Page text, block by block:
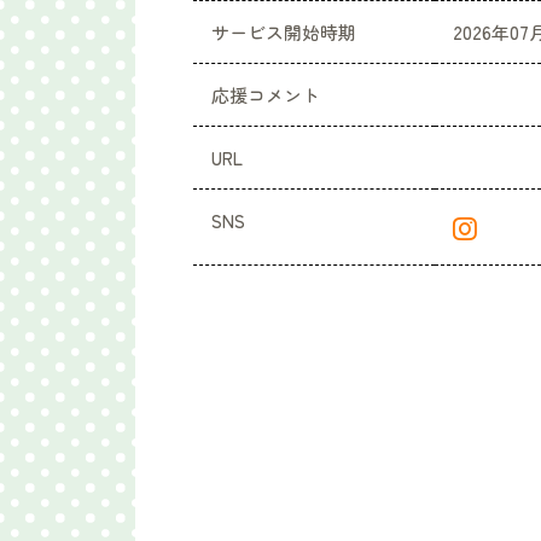
サービス開始時期 2026年07
応援コメント
URL
SNS